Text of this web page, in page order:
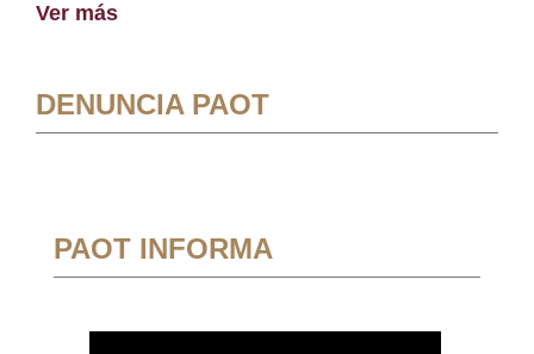
Ver más
DENUNCIA PAOT
PAOT INFORMA